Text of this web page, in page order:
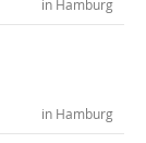
in Hamburg
in Hamburg